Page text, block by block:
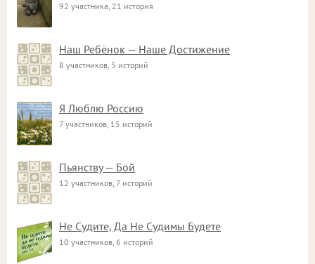
92 участника, 21 история
Наш Ребёнок — Наше Достижение
8 участников, 5 историй
Я Люблю Россию
7 участников, 15 историй
Пьянству — Бой
12 участников, 7 историй
Не Судите, Да Не Судимы Будете
10 участников, 6 историй